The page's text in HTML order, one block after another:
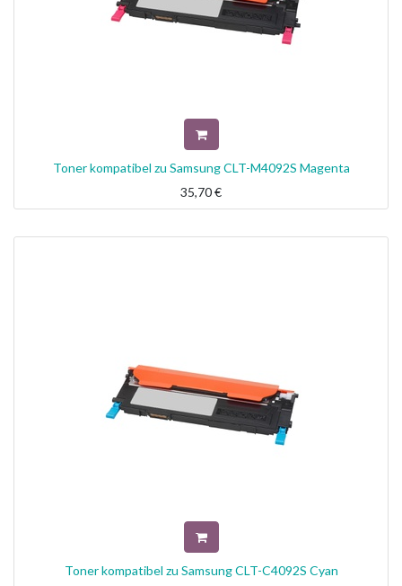
Toner kompatibel zu Samsung CLT-M4092S Magenta
35,70€
Toner kompatibel zu Samsung CLT-C4092S Cyan